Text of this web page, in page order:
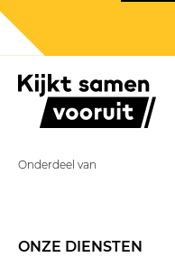
Onderdeel van
ONZE DIENSTEN